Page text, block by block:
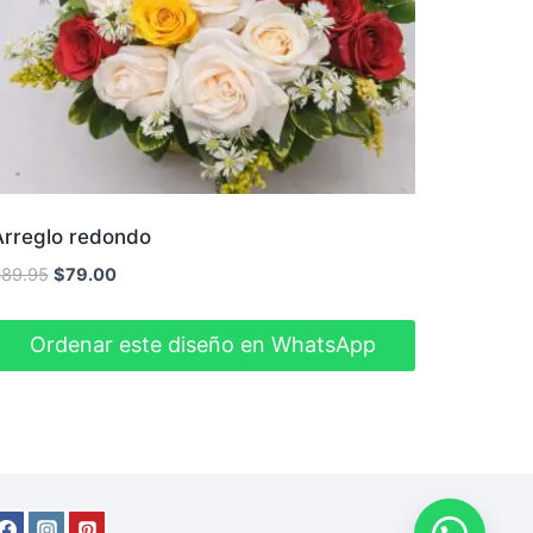
redondo
89.95 El
era:
$79.00El
es:
Ordenar este diseño en WhatsApp